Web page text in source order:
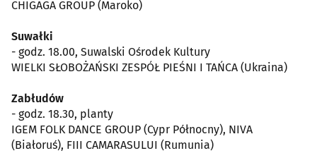
CHIGAGA GROUP (Maroko)
Suwałki
- godz. 18.00, Suwalski Ośrodek Kultury
WIELKI SŁOBOŻAŃSKI ZESPÓŁ PIEŚNI I TAŃCA (Ukraina)
Zabłudów
- godz. 18.30, planty
IGEM FOLK DANCE GROUP (Cypr Północny), NIVA
(Białoruś), FIII CAMARASULUI (Rumunia)